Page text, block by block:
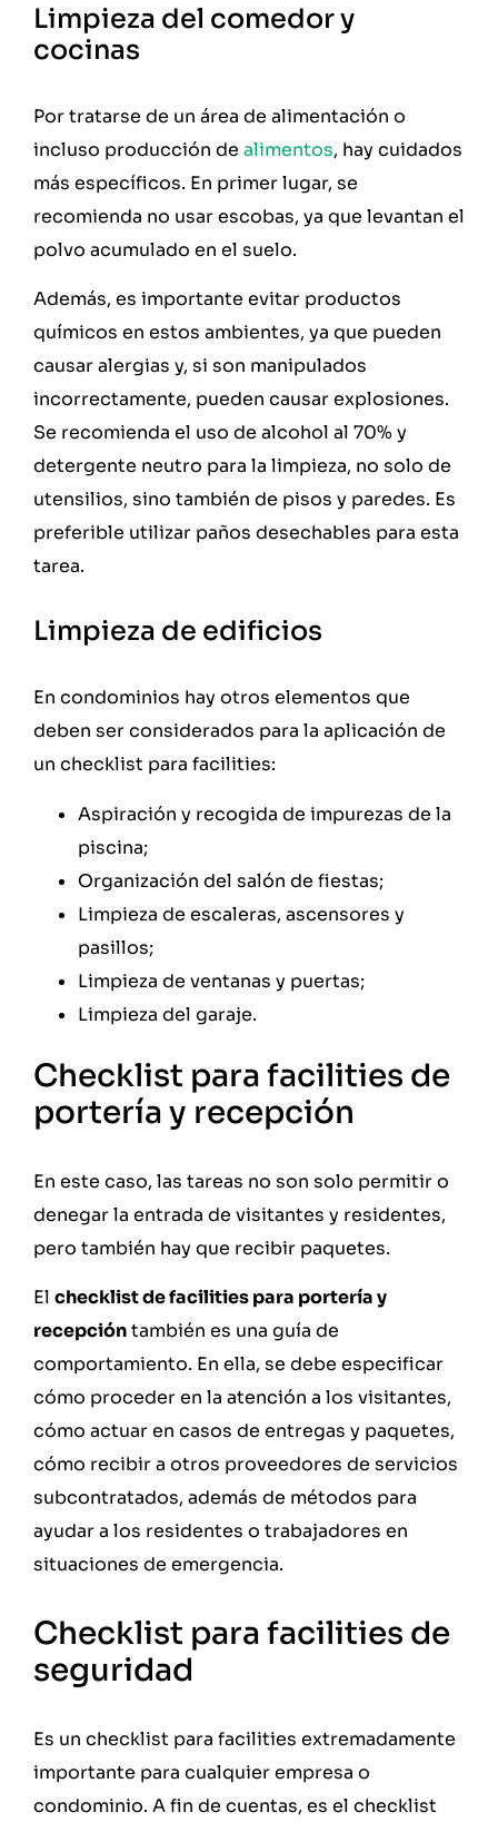
Limpieza del comedor y
cocinas
Por tratarse de un área de alimentación o
incluso producción de alimentos, hay cuidados
más específicos. En primer lugar, se
recomienda no usar escobas, ya que levantan el
polvo acumulado en el suelo.
Además, es importante evitar productos
químicos en estos ambientes, ya que pueden
causar alergias y, si son manipulados
incorrectamente, pueden causar explosiones.
Se recomienda el uso de alcohol al 70% y
detergente neutro para la limpieza, no solo de
utensilios, sino también de pisos y paredes. Es
preferible utilizar paños desechables para esta
tarea.
Limpieza de edificios
En condominios hay otros elementos que
deben ser considerados para la aplicación de
un checklist para facilities:
Aspiración y recogida de impurezas de la
piscina;
Organización del salón de fiestas;
Limpieza de escaleras, ascensores y
pasillos;
Limpieza de ventanas y puertas;
Limpieza del garaje.
Checklist para facilities de
portería y recepción
En este caso, las tareas no son solo permitir o
denegar la entrada de visitantes y residentes,
pero también hay que recibir paquetes.
El checklist de facilities para portería y
recepcióntambién es una guía de
comportamiento. En ella, se debe especificar
cómo proceder en la atención a los visitantes,
cómo actuar en casos de entregas y paquetes,
cómo recibir a otros proveedores de servicios
subcontratados, además de métodos para
ayudar a los residentes o trabajadores en
situaciones de emergencia.
Checklist para facilities de
seguridad
Es un checklist para facilities extremadamente
importante para cualquier empresa o
condominio. A fin de cuentas, es el checklist